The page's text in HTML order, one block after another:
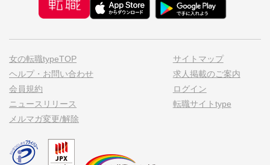
女の転職typeTOP
ヘルプ・お問い合わせ
会員規約
ニュースリリース
メルマガ変更/解除
サイトマップ
求人掲載のご案内
ログイン
転職サイトtype